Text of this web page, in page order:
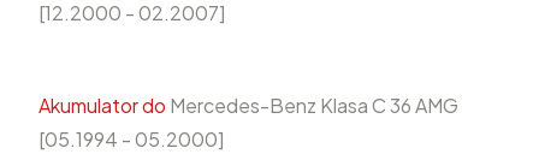
[12.2000 - 02.2007]
Akumulator do Mercedes-Benz Klasa C 36 AMG
[05.1994 - 05.2000]